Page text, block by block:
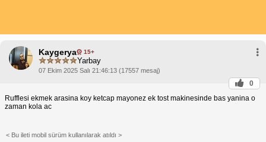
Kaygerya 15+
Yarbay
07 Ekim 2025 Salı 21:46:13 (17557 mesaj)
0
Rufflesi ekmek arasina koy ketcap mayonez ek tost makinesinde bas yanina o
zaman kola ac
< Bu ileti mobil sürüm kullanılarak atıldı >